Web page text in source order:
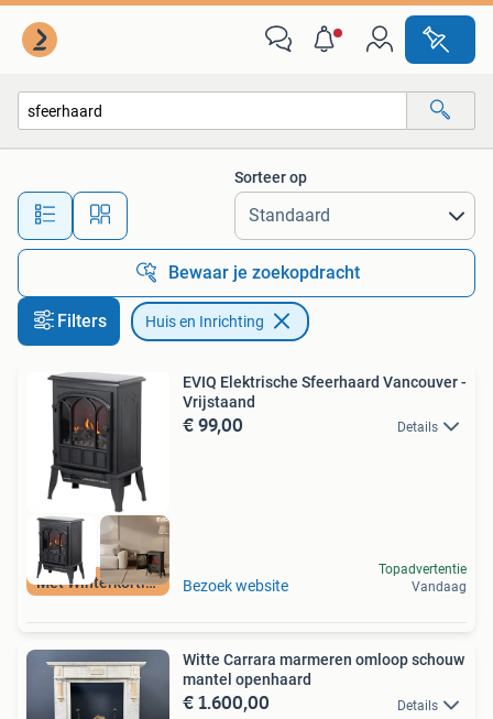
Alle afstanden…
Sorteer op
Bewaar je zoekopdracht
Filters Huis en Inrichting
Met Winterkorting
EVIQ Elektrische Sfeerhaard Vancouver -
Vrijstaand
€ 99,00 Details
Bezoek website
Topadvertentie
Vandaag
Witte Carrara marmeren omloop schouw
mantel openhaard
€ 1.600,00 Details